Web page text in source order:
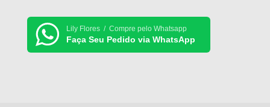
Lily Flores / Compre pelo Whatsapp
Faça Seu Pedido via WhatsApp